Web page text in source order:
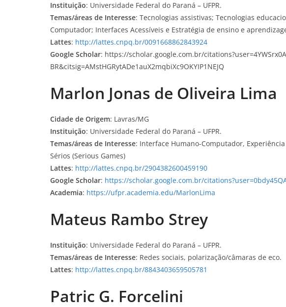
Instituição: Universidade Federal do Paraná – UFPR.
Temas/áreas de Interesse: Tecnologias assistivas; Tecnologias
Computador; Interfaces Acessíveis e Estratégia de ensino e
Lattes: http://lattes.cnpq.br/0091668862843924
Google Scholar: https://scholar.google.com.br/
BR&citsig=AMstHGRytADe1auX2mqbiXc9OKYIP1NEJQ
Marlon Jonas de Oliveira Lima
Cidade de Origem: Lavras/MG
Instituição: Universidade Federal do Paraná – UFPR.
Temas/áreas de Interesse: Interface Humano-Computador,
Sérios (Serious Games)
Lattes: http://lattes.cnpq.br/2904382600459190
Google Scholar: https://scholar.google.com.br/
Academia: https://ufpr.academia.edu/MarlonLima
Mateus Rambo Strey
Instituição: Universidade Federal do Paraná – UFPR.
Temas/áreas de Interesse: Redes sociais, polarização/câmaras de eco.
Lattes: http://lattes.cnpq.br/8843403659505781
Patric G. Forcelini